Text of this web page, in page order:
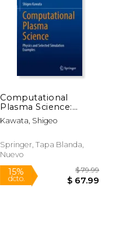
15%
dcto.
Computational
Plasma Science:
Physics and Selected
Simulation Examples
Kawata, Shigeo
Springer, Tapa Blanda,
Nuevo